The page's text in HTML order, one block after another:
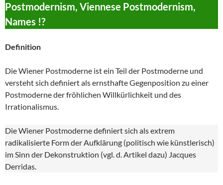
Postmodernism, Viennese Postmodernism,
Names !?
Definition
Die Wiener Postmoderne ist ein Teil der Postmoderne und
versteht sich definiert als ernsthafte Gegenposition zu einer
Postmoderne der fröhlichen Willkürlichkeit und des
Irrationalismus.
Die Wiener Postmoderne definiert sich als extrem
radikalisierte Form der Aufklärung (politisch wie künstlerisch)
im Sinn der Dekonstruktion (vgl. d. Artikel dazu) Jacques
Derridas.